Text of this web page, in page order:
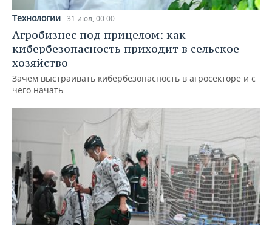
Технологии 31 июл, 00:00
Агробизнес под прицелом: как
кибербезопасность приходит в сельское
хозяйство
Зачем выстраивать кибербезопасность в агросекторе и с
чего начать